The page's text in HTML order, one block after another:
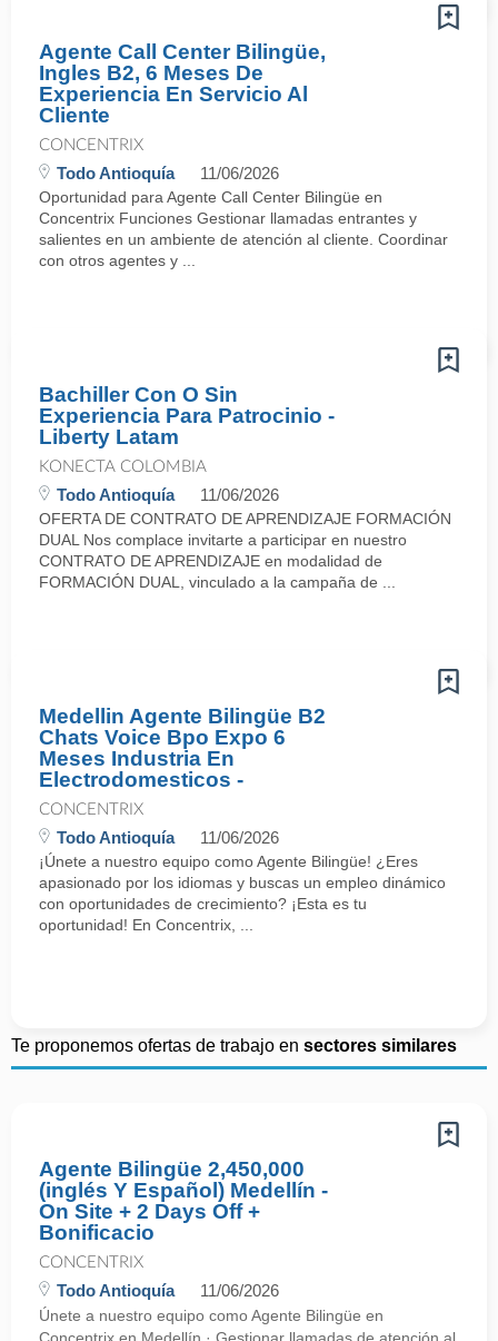
Agente Call Center Bilingüe,
Ingles B2, 6 Meses De
Experiencia En Servicio Al
Cliente
CONCENTRIX
Todo Antioquía 11/06/2026
Oportunidad para Agente Call Center Bilingüe en
Concentrix Funciones Gestionar llamadas entrantes y
salientes en un ambiente de atención al cliente. Coordinar
con otros agentes y ...
Bachiller Con O Sin
Experiencia Para Patrocinio -
Liberty Latam
KONECTA COLOMBIA
Todo Antioquía 11/06/2026
OFERTA DE CONTRATO DE APRENDIZAJE FORMACIÓN
DUAL Nos complace invitarte a participar en nuestro
CONTRATO DE APRENDIZAJE en modalidad de
FORMACIÓN DUAL, vinculado a la campaña de ...
Medellin Agente Bilingüe B2
Chats Voice Bpo Expo 6
Meses Industria En
Electrodomesticos -
CONCENTRIX
Todo Antioquía 11/06/2026
¡Únete a nuestro equipo como Agente Bilingüe! ¿Eres
apasionado por los idiomas y buscas un empleo dinámico
con oportunidades de crecimiento? ¡Esta es tu
oportunidad! En Concentrix, ...
Te proponemos ofertas de trabajo en sectores similares
Agente Bilingüe 2,450,000
(inglés Y Español) Medellín -
On Site + 2 Days Off +
Bonificacio
CONCENTRIX
Todo Antioquía 11/06/2026
Únete a nuestro equipo como Agente Bilingüe en